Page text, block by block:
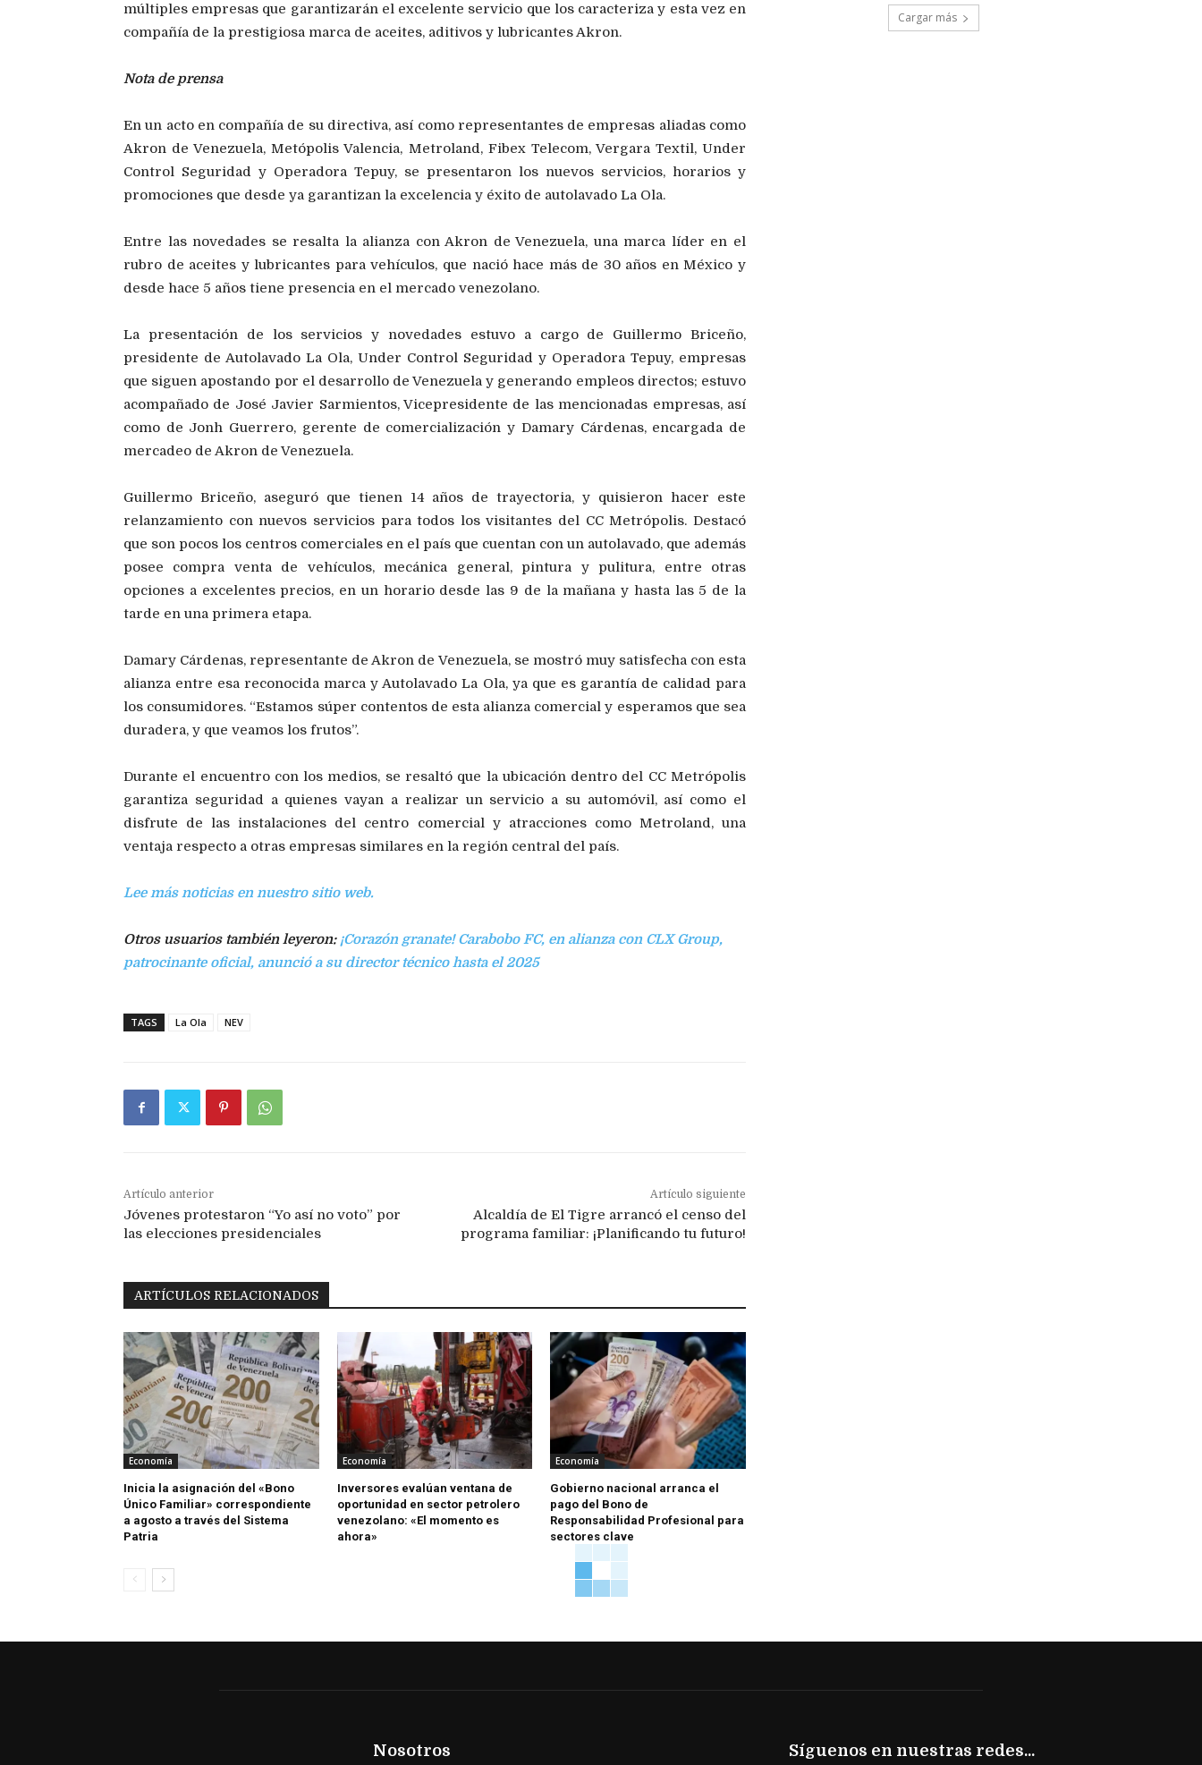
múltiples empresas que garantizarán el excelente servicio que los caracteriza y esta vez en
compañía de la prestigiosa marca de aceites, aditivos y lubricantes Akron.
Nota de prensa
En un acto en compañía de su directiva, así como representantes de empresas aliadas como
Akron de Venezuela, Metópolis Valencia, Metroland, Fibex Telecom, Vergara Textil, Under
Control Seguridad y Operadora Tepuy, se presentaron los nuevos servicios, horarios y
promociones que desde ya garantizan la excelencia y éxito de autolavado La Ola.
Entre las novedades se resalta la alianza con Akron de Venezuela, una marca líder en el
rubro de aceites y lubricantes para vehículos, que nació hace más de 30 años en México y
desde hace 5 años tiene presencia en el mercado venezolano.
La presentación de los servicios y novedades estuvo a cargo de Guillermo Briceño,
presidente de Autolavado La Ola, Under Control Seguridad y Operadora Tepuy, empresas
que siguen apostando por el desarrollo de Venezuela y generando empleos directos; estuvo
acompañado de José Javier Sarmientos, Vicepresidente de las mencionadas empresas, así
como de Jonh Guerrero, gerente de comercialización y Damary Cárdenas, encargada de
mercadeo de Akron de Venezuela.
Guillermo Briceño, aseguró que tienen 14 años de trayectoria, y quisieron hacer este
relanzamiento con nuevos servicios para todos los visitantes del CC Metrópolis. Destacó
que son pocos los centros comerciales en el país que cuentan con un autolavado, que además
posee compra venta de vehículos, mecánica general, pintura y pulitura, entre otras
opciones a excelentes precios, en un horario desde las 9 de la mañana y hasta las 5 de la
tarde en una primera etapa.
Damary Cárdenas, representante de Akron de Venezuela, se mostró muy satisfecha con esta
alianza entre esa reconocida marca y Autolavado La Ola, ya que es garantía de calidad para
los consumidores. “Estamos súper contentos de esta alianza comercial y esperamos que sea
duradera, y que veamos los frutos”.
Durante el encuentro con los medios, se resaltó que la ubicación dentro del CC Metrópolis
garantiza seguridad a quienes vayan a realizar un servicio a su automóvil, así como el
disfrute de las instalaciones del centro comercial y atracciones como Metroland, una
ventaja respecto a otras empresas similares en la región central del país.
Lee más noticias en nuestro sitio web.
Otros usuarios también leyeron: ¡Corazón granate! Carabobo FC, en alianza con CLX Group,
patrocinante oficial, anunció a su director técnico hasta el 2025
TAGS La Ola NEV
Artículo anterior
Jóvenes protestaron “Yo así no voto” por
las elecciones presidenciales
Artículo siguiente
Alcaldía de El Tigre arrancó el censo del
programa familiar: ¡Planificando tu futuro!
ARTÍCULOS RELACIONADOS
Economía
Inicia la asignación del «Bono
Único Familiar» correspondiente
a agosto a través del Sistema
Patria
Economía
Inversores evalúan ventana de
oportunidad en sector petrolero
venezolano: «El momento es
ahora»
Economía
Gobierno nacional arranca el
pago del Bono de
Responsabilidad Profesional para
sectores clave
Cargar más
Nosotros Síguenos en nuestras redes...